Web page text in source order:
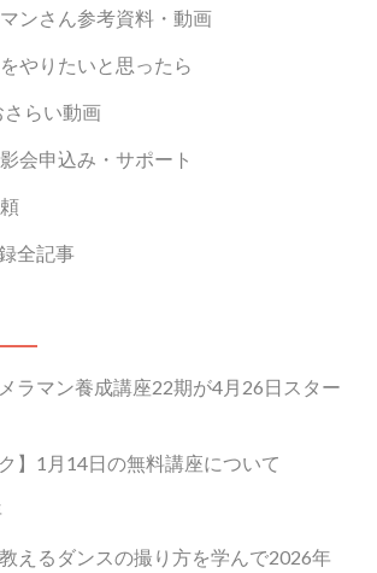
ンさん参考資料・動画
やりたいと思ったら
らい動画
会申込み・サポート
全記事
ラマン養成講座22期が4月26日スター
】1月14日の無料講座について
えるダンスの撮り方を学んで2026年